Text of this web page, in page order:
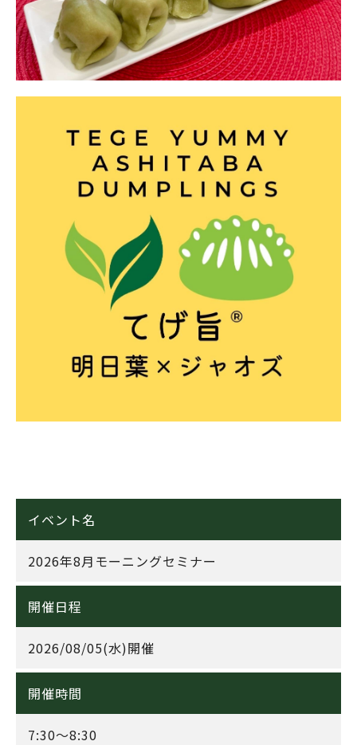
イベント名
2026年8月モーニングセミナー
開催日程
2026/08/05(水)開催
開催時間
7:30～8:30